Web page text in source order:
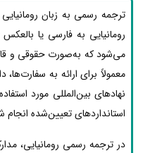
ترجمه رسمی به زبان
رومانیایی به فارسی یا
می‌شود که به‌صورت حقوقی و
معمولاً برای ارائه به سفارت‌ها،
نهادهای بین‌المللی مورد
استانداردهای تعیین‌شده انجام
در ترجمه رسمی رومانیایی،